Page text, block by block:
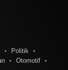
Politik
Otomotif